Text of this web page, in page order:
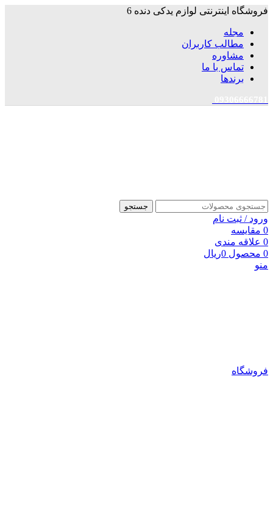
فروشگاه اینترنتی لوازم یدکی دنده 6
مجله
مطالب کاربران
مشاوره
تماس با ما
برندها
جستجو
ورود / ثبت نام
0 مقایسه
0 علاقه مندی
0 محصول 0ریال
منو
فروشگاه